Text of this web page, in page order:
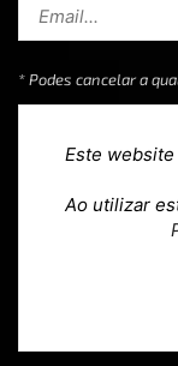
* Podes cancelar a
Copyright ©
Este
Ao utilizar